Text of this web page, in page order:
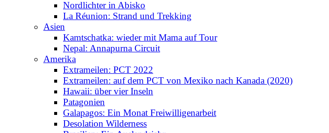
Nordlichter in Abisko
La Réunion: Strand und Trekking
Asien
Kamtschatka: wieder mit Mama auf Tour
Nepal: Annapurna Circuit
Amerika
Extrameilen: PCT 2022
Extrameilen: auf dem PCT von Mexiko nach Kanada (2020)
Hawaii: über vier Inseln
Patagonien
Galapagos: Ein Monat Freiwilligenarbeit
Desolation Wilderness